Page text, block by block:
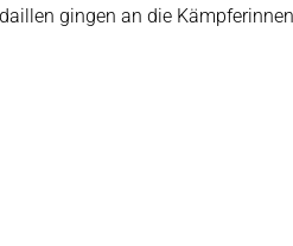
gingen an die